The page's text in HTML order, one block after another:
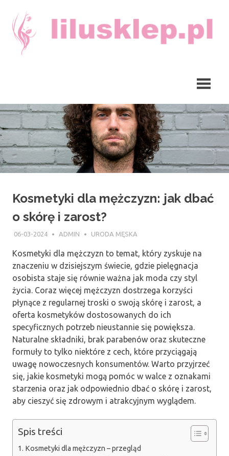
content
Kosmetyki dla mężczyzn: jak dbać
o skórę i zarost?
06-03-2024 ADMIN URODA MĘSKA
Kosmetyki dla mężczyzn to temat, który zyskuje na
znaczeniu w dzisiejszym świecie, gdzie pielęgnacja
osobista staje się równie ważna jak moda czy styl
życia. Coraz więcej mężczyzn dostrzega korzyści
płynące z regularnej troski o swoją skórę i zarost, a
oferta kosmetyków dostosowanych do ich
specyficznych potrzeb nieustannie się powiększa.
Naturalne składniki, brak parabenów oraz skuteczne
formuły to tylko niektóre z cech, które przyciągają
uwagę nowoczesnych konsumentów. Warto przyjrzeć
się, jakie kosmetyki mogą pomóc w walce z oznakami
starzenia oraz jak odpowiednio dbać o skórę i zarost,
aby cieszyć się zdrowym i atrakcyjnym wyglądem.
Spis treści
Kosmetyki dla mężczyzn – przegląd